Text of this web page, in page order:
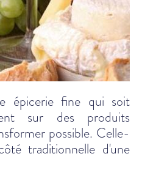
épicerie fine qui soit
sur des produits
possible. Celle-
traditionnelle d'une